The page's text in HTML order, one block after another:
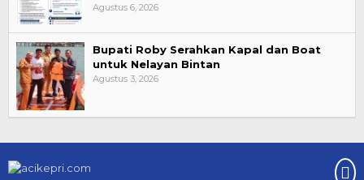
Agustus 6, 2026
Bupati Roby Serahkan Kapal dan Boat
untuk Nelayan Bintan
Agustus 3, 2026